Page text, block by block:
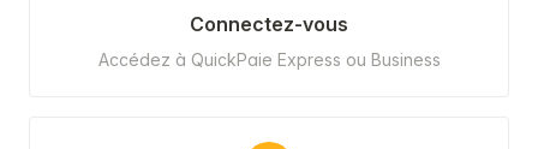
Connectez-vous
Accédez à QuickPaie Express ou Business